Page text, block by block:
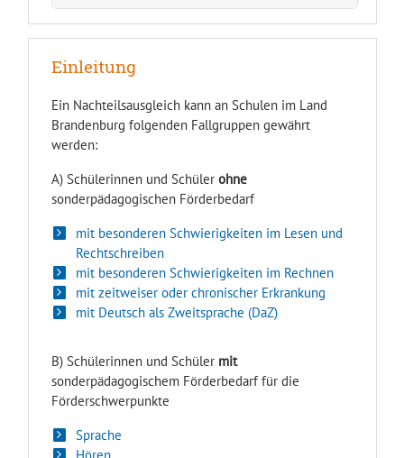
Einleitung
Ein Nachteilsausgleich kann an Schulen im Land
Brandenburg folgenden Fallgruppen gewährt
werden:
A) Schülerinnen und Schüler ohne
sonderpädagogischen Förderbedarf
mit besonderen Schwierigkeiten im Lesen und
Rechtschreiben
mit besonderen Schwierigkeiten im Rechnen
mit zeitweiser oder chronischer Erkrankung
mit Deutsch als Zweitsprache (DaZ)
B) Schülerinnen und Schüler mit
sonderpädagogischem Förderbedarf für die
Förderschwerpunkte
Sprache
Hören